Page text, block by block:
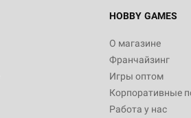
HOBBY GAMES
О магазине
Франчайзинг
Игры оптом
Корпоративные
Работа у нас
12 990
Настольная
3 490